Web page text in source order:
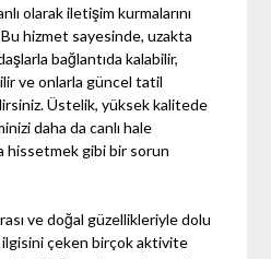
olarak iletişim kurmalarını
hizmet sayesinde, uzakta
bağlantıda kalabilir,
ve onlarla güncel tatil
Üstelik, yüksek kalitede
daha da canlı hale
gibi bir sorun
ve doğal güzellikleriyle dolu
çeken birçok aktivite